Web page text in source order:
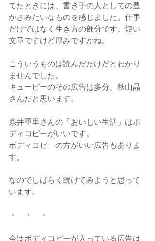
てたときには、書き手の人としての豊
かさみたいなものを感じました。仕事
だけではなく生き方の部分です。短い
文章ですけど厚みですかね。
こういうものは読んだだけだとわかり
ませんでした。
キューピーのその広告は多分、秋山晶
さんだと思います。
糸井重里さんの「おいしい生活」はボ
ディコピーがいいです。
ボディコピーの方がいい広告もありま
す。
なのでしばらく続けてみようと思って
います。
・　・　・
今はボディコピーが入っている広告は